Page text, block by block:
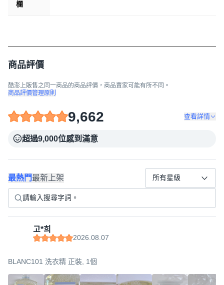
欄
商品評價
酷澎上販售之同一商品的商品評價，商品賣家可能有所不同。
商品評價管理原則
9,662 查看詳情
超過9,000位感到滿意
最熱門最新上架 所有星級
고*희
2026.08.07
BLANC101 洗衣精 正裝, 1個